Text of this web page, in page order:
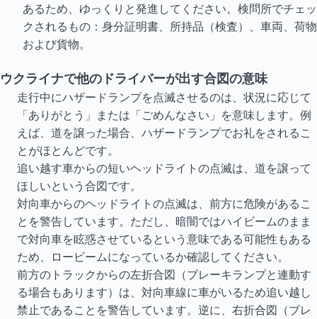
あるため、ゆっくりと発進してください。検問所でチェッ
クされるもの：身分証明書、所持品（検査）、車両、荷物
および貨物。
ウクライナで他のドライバーが出す合図の意味
走行中にハザードランプを点滅させるのは、状況に応じて
「ありがとう」または「ごめんなさい」を意味します。例
えば、道を譲った場合、ハザードランプでお礼をされるこ
とがほとんどです。
追い越す車からの短いヘッドライトの点滅は、道を譲って
ほしいという合図です。
対向車からのヘッドライトの点滅は、前方に危険があるこ
とを警告しています。ただし、暗闇ではハイビームのまま
で対向車を眩惑させているという意味である可能性もある
ため、ロービームになっているか確認してください。
前方のトラックからの左折合図（ブレーキランプと連動す
る場合もあります）は、対向車線に車がいるため追い越し
禁止であることを警告しています。逆に、右折合図（ブレ